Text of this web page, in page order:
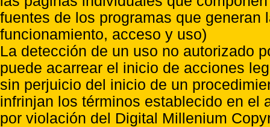
fuentes de los programas que
funcionamiento, acceso y uso)
La detección de un uso no autorizado
puede acarrear el inicio de acciones
sin perjuicio del inicio de un
infrinjan los términos establecido en el
por violación del Digital Millenium